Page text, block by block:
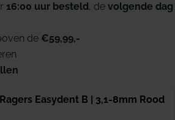
16:00 uur besteld, de volgende dag
de €59,99,-
Easydent B | 3,1-8mm Rood